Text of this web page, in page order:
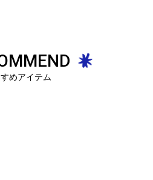
めアイテム